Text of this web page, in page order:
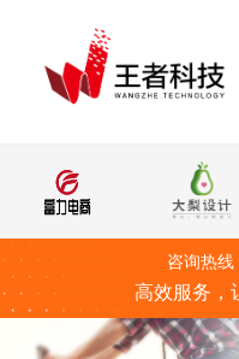
咨询热
高效服务，